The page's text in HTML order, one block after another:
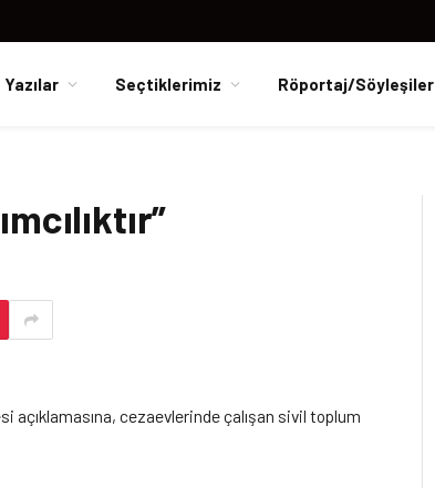
Yazılar Seçtiklerimiz Röportaj/Söyleşiler
açıklamasına, cezaevlerinde çalışan sivil toplum